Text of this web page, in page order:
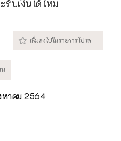
รับเงินได้ไหม
หาคม 2564